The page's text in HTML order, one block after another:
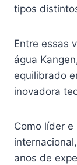
tipos
Entre essas
água
equilibrado
inovadora
Como líder
anos de